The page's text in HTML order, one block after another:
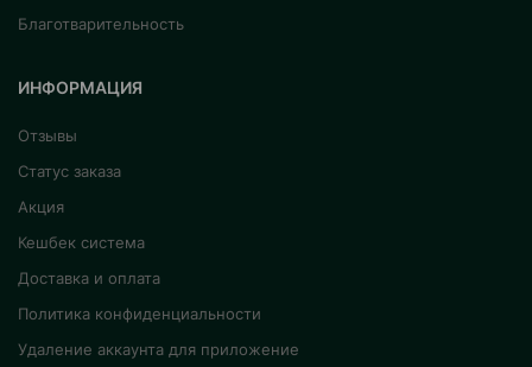
Благотварительность
ИНФОРМАЦИЯ
Отзывы
Статус заказа
Акция
Кешбек система
Доставка и оплата
Политика конфиденциальности
Удаление аккаунта для приложение